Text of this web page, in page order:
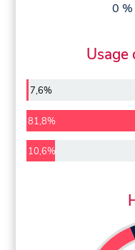
0
Usage
7,6%
81,8%
10,6%